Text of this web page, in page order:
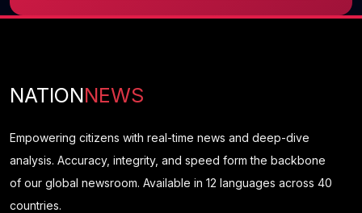
NATIONNEWS
Empowering citizens with real-time news and deep-dive
analysis. Accuracy, integrity, and speed form the backbone
of our global newsroom. Available in 12 languages across 40
countries.